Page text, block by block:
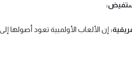
إن الألعاب الأولمبية تعود أصولها